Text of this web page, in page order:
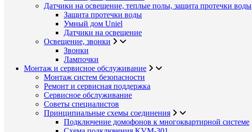
Датчики на освещение, теплые полы, защита протечки воды
Защита протечки воды
Умный дом Uniel
Датчики на освещение
Освещение, звонки
Звонки
Лампочки
Монтаж и сервисное обслуживание
Монтаж систем безопасности
Ремонт и сервисная поддержка
Сервисное обслуживание
Советы специалистов
Принципиальные схемы соединения
Подключение домофонов к многоквартирной системе